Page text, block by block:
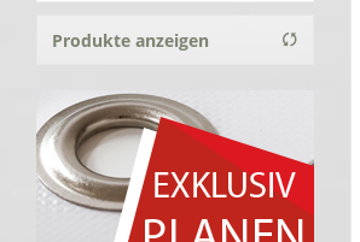
Tekoplan GmbH
Produkte anzeigen